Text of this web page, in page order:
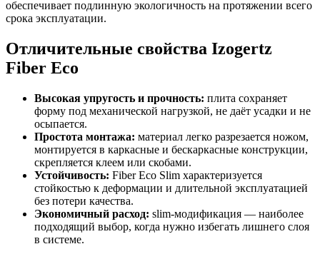
обеспечивает подлинную экологичность на протяжении всего
срока эксплуатации.
Отличительные свойства Izogertz
Fiber Eco
Высокая упругость и прочность: плита сохраняет
форму под механической нагрузкой, не даёт усадки и не
осыпается.
Простота монтажа: материал легко разрезается ножом,
монтируется в каркасные и бескаркасные конструкции,
скрепляется клеем или скобами.
Устойчивость: Fiber Eco Slim характеризуется
стойкостью к деформации и длительной эксплуатацией
без потери качества.
Экономичный расход: slim-модификация — наиболее
подходящий выбор, когда нужно избегать лишнего слоя
в системе.